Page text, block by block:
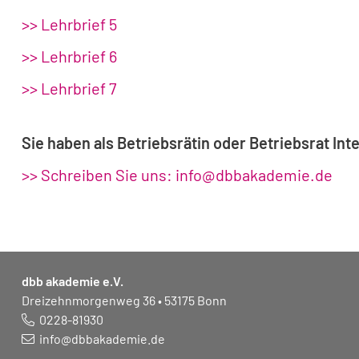
>> Lehrbrief 5
>> Lehrbrief 6
>> Lehrbrief 7
Sie haben als Betriebsrätin oder Betriebsrat
>> Schreiben Sie uns: info@dbbakademie.de
dbb akademie e.V.
Dreizehnmorgenweg 36 • 53175 Bonn
0228-81930
info@dbbakademie.de